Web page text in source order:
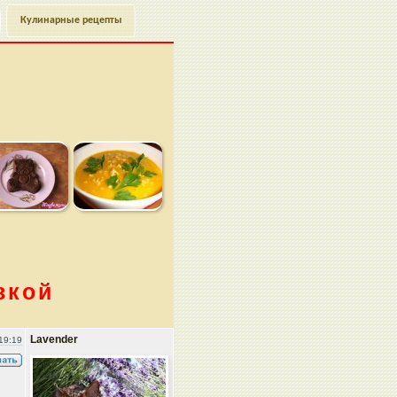
Кулинарные рецепты
Lavender